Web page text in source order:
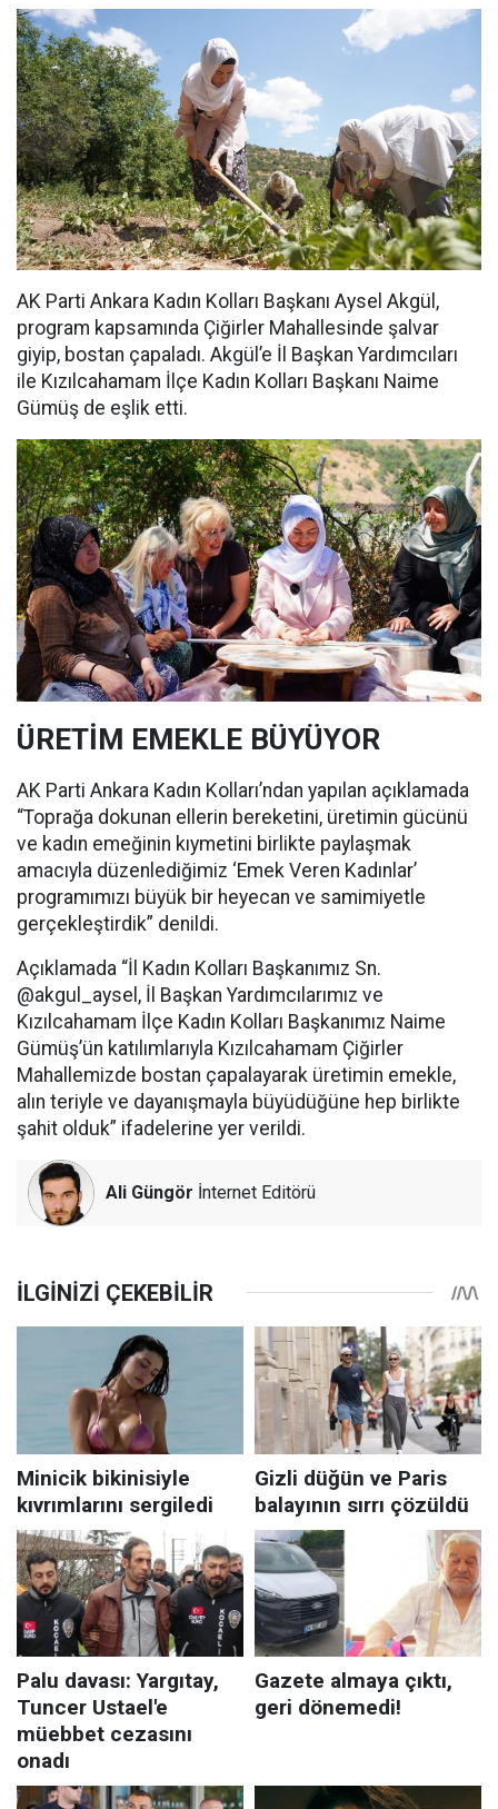
AK Parti Ankara Kadın Kolları Başkanı Aysel Akgül,
program kapsamında Çiğirler Mahallesinde şalvar
giyip, bostan çapaladı. Akgül’e İl Başkan Yardımcıları
ile Kızılcahamam İlçe Kadın Kolları Başkanı Naime
Gümüş de eşlik etti.
ÜRETİM EMEKLE BÜYÜYOR
AK Parti Ankara Kadın Kolları’ndan yapılan açıklamada
“Toprağa dokunan ellerin bereketini, üretimin gücünü
ve kadın emeğinin kıymetini birlikte paylaşmak
amacıyla düzenlediğimiz ‘Emek Veren Kadınlar’
programımızı büyük bir heyecan ve samimiyetle
gerçekleştirdik” denildi.
Açıklamada “İl Kadın Kolları Başkanımız Sn.
@akgul_aysel, İl Başkan Yardımcılarımız ve
Kızılcahamam İlçe Kadın Kolları Başkanımız Naime
Gümüş’ün katılımlarıyla Kızılcahamam Çiğirler
Mahallemizde bostan çapalayarak üretimin emekle,
alın teriyle ve dayanışmayla büyüdüğüne hep birlikte
şahit olduk” ifadelerine yer verildi.
Ali Güngör İnternet Editörü